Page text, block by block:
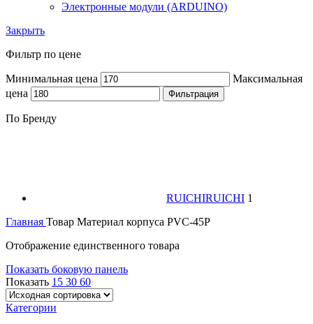
Электронные модули (ARDUINO)
Закрыть
Фильтр по цене
Минимальная цена
Максимальная
цена
Фильтрация
По Бренду
RUICHIRUICHI 1
Главная Товар Материал корпуса PVC-45P
Отображение единственного товара
Показать боковую панель
Показать 15 30 60
Категории